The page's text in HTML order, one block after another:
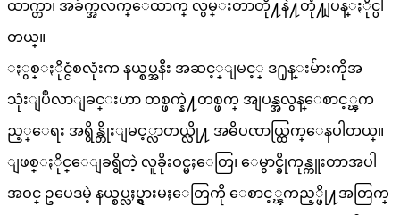
ထာက္တာ၊ အခ်က္အလက္ေထာက္ လွမ္းတာတို႔နဲ႔တုံ႔ျပန္ႏိုင္ပါ
တယ္။
ႏွစ္ႏိုင္ငံစလုံးက နယ္စပ္အနီး အဆင့္ျမင့္ ဒ႐ုန္းမ်ားကိုအ
သုံးျပဳလာျခင္းဟာ တစ္ဖက္နဲ႔တစ္ဖက္ အျပန္အလွန္ေစာင့္ၾက
ည့္ေရး အရွိန္တိုးျမင့္လာတယ္လို႔ အဓိပၸာယ္ထြက္ေနပါတယ္။
ျဖစ္ႏိုင္ေျခရွိတဲ့ လူခိုးဝင္မႈေတြ၊ ေမွာင္ခိုကုန္ကူးတာအပါ
အဝင္ ဥပေဒမဲ့ နယ္စပ္လႈပ္ရွားမႈေတြကို ေစာင့္ၾကည့္ဖို႔အတြက္